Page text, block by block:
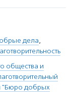
дела,
общества и
"Бюро добрых